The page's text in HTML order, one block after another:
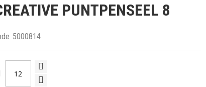
PUNTPENSEEL 8
5000814